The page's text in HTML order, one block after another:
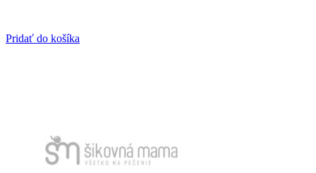
Pridať do košíka